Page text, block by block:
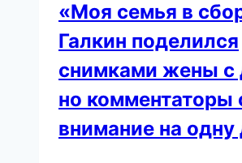
«Моя семья в
Галкин поделился
снимками жены с
но комментаторы
внимание на одну